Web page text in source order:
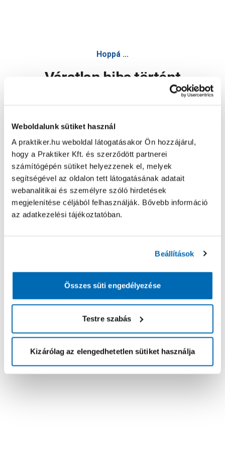
Weboldalunk sütiket használ
A praktiker.hu weboldal látogatásakor Ön hozzájárul,
hogy a Praktiker Kft. és szerződött partnerei
számítógépén sütiket helyezzenek el, melyek
segítségével az oldalon tett látogatásának adatait
webanalitikai és személyre szóló hirdetések
megjelenítése céljából felhasználják. Bővebb információ
az adatkezelési tájékoztatóban.
Beállítások
Összes süti engedélyezése
Testre szabás
Kizárólag az elengedhetetlen sütiket használja
Hoppá ...
Váratlan hiba történt
Oldal újratöltése